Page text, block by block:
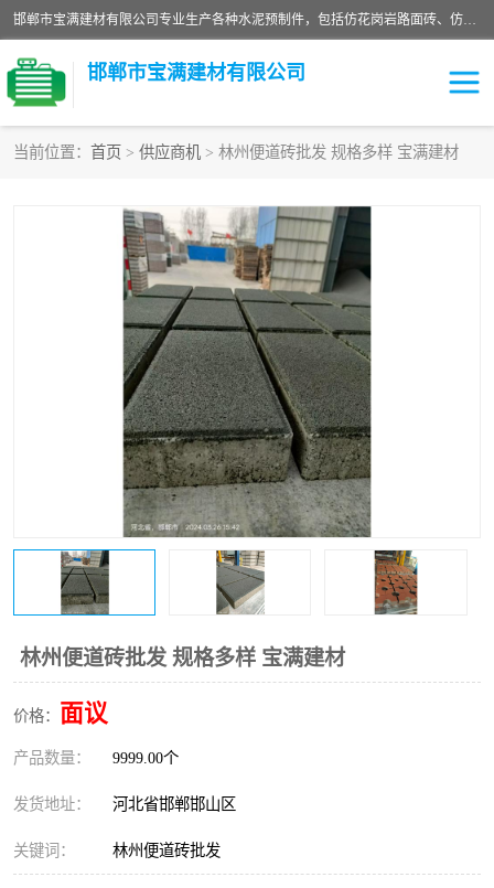
邯郸市宝满建材有限公司专业生产各种水泥预制件，包括仿花岗岩路面砖、仿花岗岩人行道砖、仿花岗岩路侧石、烧结砖、植草砖、码头砖连锁块、仿花岗岩路侧石、沙井盖、水泥盖板等各种水泥制品
邯郸市宝满建材有限公司
当前位置： 首页 > 供应商机 > 林州便道砖批发 规格多样 宝满建材
林州便道砖批发 规格多样 宝满建材
价格： 面议
产品数量： 9999.00个
发货地址： 河北省邯郸邯山区
关键词： 林州便道砖批发
混凝土路沿石
便道砖
花岗岩路岩石 盲道砖
pc仿石砖